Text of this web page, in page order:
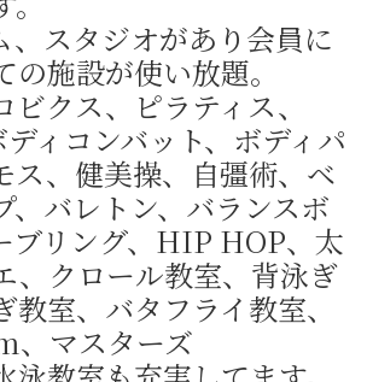
、スタジオがあり会員に
の施設が使い放題。
ビクス、ピラティス、
ィコンバット、ボディパ
ス、健美操、自彊術、ベ
、バレトン、バランスボ
ブリング、HIP HOP、太
、クロール教室、背泳ぎ
室、バタフライ教室、
、マスターズ